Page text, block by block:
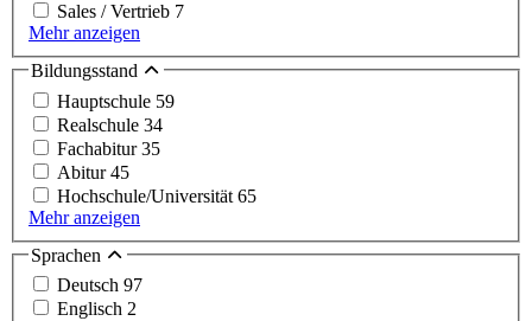
Sales / Vertrieb 7
Mehr anzeigen
Bildungsstand
Hauptschule 59
Realschule 34
Fachabitur35
Abitur45
Hochschule/Universität 65
Mehr anzeigen
Sprachen
Deutsch 97
Englisch 2